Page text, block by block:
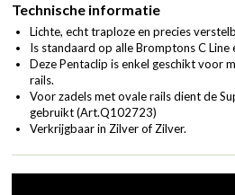
Technische informatie
Lichte, echt traploze en precies
Is standaard op alle Bromptons C Line
Deze Pentaclip is enkel geschikt voor
rails.
Voor zadels met ovale rails dient de
gebruikt (Art.Q102723)
Verkrijgbaar in Zilver of Zilver.